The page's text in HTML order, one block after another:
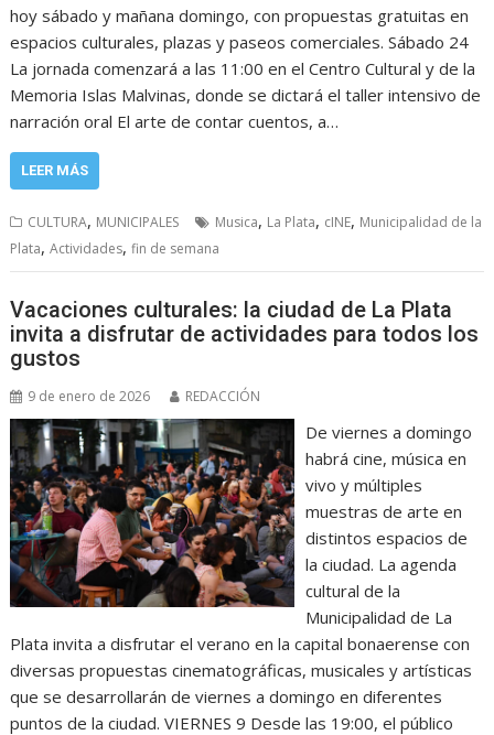
hoy sábado y mañana domingo, con propuestas gratuitas en
espacios culturales, plazas y paseos comerciales. Sábado 24
La jornada comenzará a las 11:00 en el Centro Cultural y de la
Memoria Islas Malvinas, donde se dictará el taller intensivo de
narración oral El arte de contar cuentos, a…
LEER MÁS
CULTURA, MUNICIPALES Musica, La Plata, cINE, Municipalidad de la
Plata,Actividades,fin de semana
Vacaciones culturales: la ciudad de La Plata
invita a disfrutar de actividades para todos los
gustos
9 de enero de 2026 REDACCIÓN
De viernes a domingo
habrá cine, música en
vivo y múltiples
muestras de arte en
distintos espacios de
la ciudad. La agenda
cultural de la
Municipalidad de La
Plata invita a disfrutar el verano en la capital bonaerense con
diversas propuestas cinematográficas, musicales y artísticas
que se desarrollarán de viernes a domingo en diferentes
puntos de la ciudad. VIERNES 9 Desde las 19:00, el público